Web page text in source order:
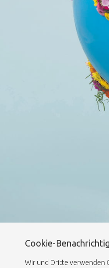
Cookie-
Wir und Dritte verwenden